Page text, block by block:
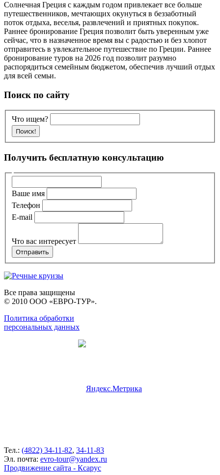
Солнечная Греция с каждым годом привлекает все больше
путешественников, мечтающих окунуться в беззаботный
поток отдыха, веселья, развлечений и приятных покупок.
Раннее бронирование Греция позволит быть уверенным уже
сейчас, что в назначенное время вы с радостью и без хлопот
отправитесь в увлекательное путешествие по Греции. Раннее
бронирование туров на 2026 год позволит разумно
распорядиться семейным бюджетом, обеспечив лучший отдых
для всей семьи.
Поиск по сайту
Что ищем?
Получить бесплатную консультацию
Ваше имя
Телефон
E-mail
Что вас интересует
Все права защищены
© 2010 ООО «ЕВРО-ТУР».
Политика обработки
персональных данных
Тел.: (4822) 34-11-82, 34-11-83
Эл. почта: evro-tour@yandex.ru
Продвижение сайта - Ксарус